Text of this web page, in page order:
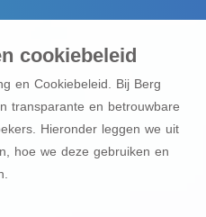
cookiebeleid
en Cookiebeleid. Bij Berg
transparante en betrouwbare
Hieronder leggen we uit
hoe we deze gebruiken en